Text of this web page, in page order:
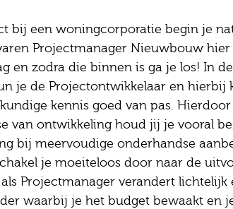
bij een woningcorporatie begin je
Projectmanager Nieuwbouw hier
en zodra die binnen is ga je los! In
je de Projectontwikkelaar en hierbij
kennis goed van pas.
van ontwikkeling houd jij je vooral
bij meervoudige onderhandse
je moeiteloos door naar de
Projectmanager verandert lichtelijk
waarbij je het budget bewaakt en
nieuwste
alert
E-mail
Postcode
Leave this field blank
Jouw naam
Jouw telefoonnummer
E-mail